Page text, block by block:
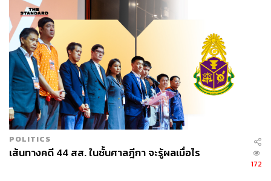
POLITICS
เส้นทางคดี 44 สส. ในชั้นศาลฎีกา จะรู้ผลเมื่อไร
172